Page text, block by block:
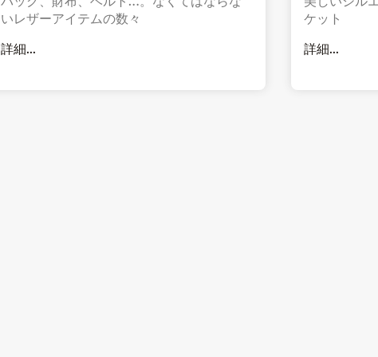
いレザーアイテムの数々
詳細...
ケット
詳細...